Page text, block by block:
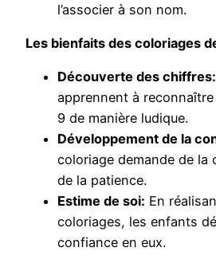
l’associer à son nom.
Les bienfaits des coloriages
Découverte des chiffres:
apprennent à
9 de manière ludique.
Développement de la
coloriage demande de la
de la patience.
Estime de soi: En
coloriages, les enfants
confiance en eux.